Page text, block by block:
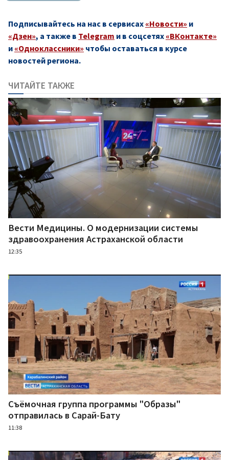
Подписывайтесь на нас в сервисах «Новости» и
«Дзен», а также в Telegram и в соцсетях «ВКонтакте»
и «Одноклассники» чтобы оставаться в курсе
новостей региона.
ЧИТАЙТЕ ТАКЖЕ
Вести Медицины. О модернизации системы
здравоохранения Астраханской области
12:35
Съёмочная группа программы "Образы"
отправилась в Сарай-Бату
11:38